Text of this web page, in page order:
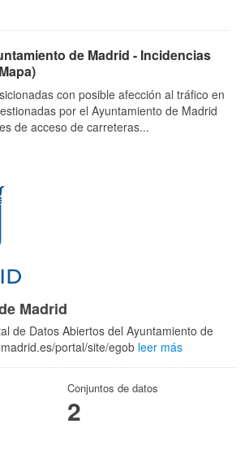
de Madrid - Incidencias
con posible afección al tráfico en
por el Ayuntamiento de Madrid
de acceso de carreteras...
Madrid
de Datos Abiertos del Ayuntamiento de
portal/site/egob leer más
Conjuntos de datos
2